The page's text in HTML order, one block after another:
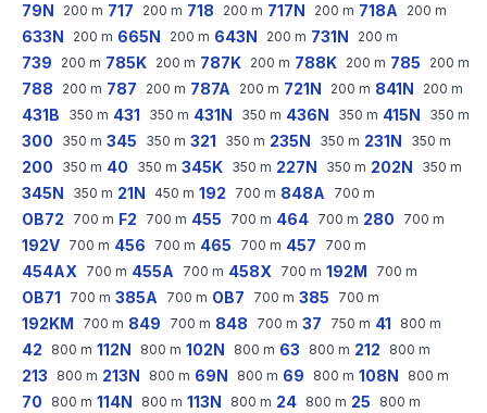
79N 200 m 717 200 m 718 200 m 717N 200 m 718A 200 m
633N 200 m 665N 200 m 643N 200 m 731N 200 m
739 200 m 785K 200 m 787K 200 m 788K 200 m 785 200 m
788 200 m 787 200 m 787A 200 m 721N 200 m 841N 200 m
431B 350 m 431 350 m 431N 350 m 436N 350 m 415N 350 m
300 350 m 345 350 m 321 350 m 235N 350 m 231N 350 m
200 350 m 40 350 m 345K 350 m 227N 350 m 202N 350 m
345N 350 m 21N 450 m 192 700 m 848A 700 m
OB72 700 m F2 700 m 455 700 m 464 700 m 280 700 m
192V 700 m 456 700 m 465 700 m 457 700 m
454AX 700 m 455A 700 m 458X 700 m 192M 700 m
OB71 700 m 385A 700 m OB7 700 m 385 700 m
192KM 700 m 849 700 m 848 700 m 37 750 m 41 800 m
42 800 m 112N 800 m 102N 800 m 63 800 m 212 800 m
213 800 m 213N 800 m 69N 800 m 69 800 m 108N 800 m
70 800 m 114N 800 m 113N 800 m 24 800 m 25 800 m